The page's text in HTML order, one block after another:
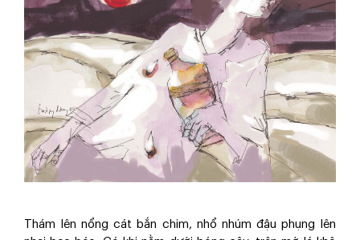
Thám lên nổng cát bắn chim, nhổ nhúm đậu phụng lên